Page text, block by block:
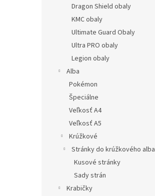
Dragon Shield obaly
KMC obaly
Ultimate Guard Obaly
Ultra PRO obaly
Legion obaly
Alba
Pokémon
Špeciálne
Veľkosť A4
Veľkosť A5
Krúžkové
Stránky do krúžkového alba
Kusové stránky
Sady strán
Krabičky